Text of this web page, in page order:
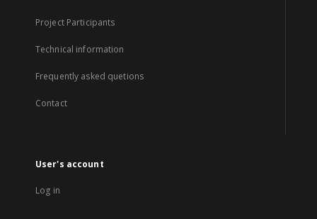
Project Participants
Technical information
Frequently asked quetions
Contact
User's account
Log in